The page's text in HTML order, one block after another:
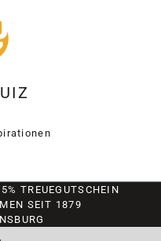
TREUEGUTSCHEIN
SEIT 1879